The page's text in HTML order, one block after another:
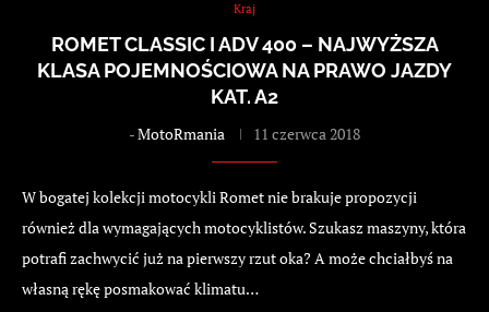
Kraj
ROMET CLASSIC I ADV 400 – NAJWYŻSZA
KLASA POJEMNOŚCIOWA NA PRAWO JAZDY
KAT. A2
-MotoRmania 11 czerwca 2018
W bogatej kolekcji motocykli Romet nie brakuje propozycji
również dla wymagających motocyklistów. Szukasz maszyny, która
potrafi zachwycić już na pierwszy rzut oka? A może chciałbyś na
własną rękę posmakować klimatu…